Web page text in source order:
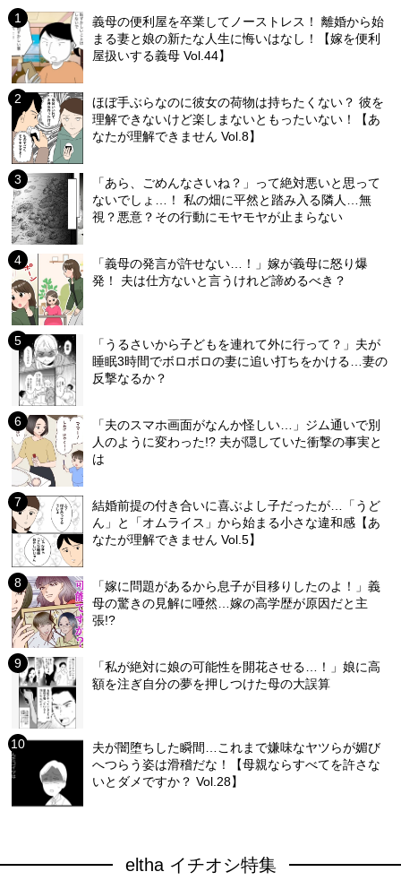
義母の便利屋を卒業してノーストレス！ 離婚から始
まる妻と娘の新たな人生に悔いはなし！【嫁を便利
屋扱いする義母 Vol.44】
ほぼ手ぶらなのに彼女の荷物は持ちたくない？ 彼を
理解できないけど楽しまないともったいない！【あ
なたが理解できません Vol.8】
「あら、ごめんなさいね？」って絶対悪いと思って
ないでしょ…！ 私の畑に平然と踏み入る隣人…無
視？悪意？その行動にモヤモヤが止まらない
「義母の発言が許せない…！」嫁が義母に怒り爆
発！ 夫は仕方ないと言うけれど諦めるべき？
「うるさいから子どもを連れて外に行って？」夫が
睡眠3時間でボロボロの妻に追い打ちをかける…妻の
反撃なるか？
「夫のスマホ画面がなんか怪しい…」ジム通いで別
人のように変わった!? 夫が隠していた衝撃の事実と
は
結婚前提の付き合いに喜ぶよし子だったが…「うど
ん」と「オムライス」から始まる小さな違和感【あ
なたが理解できません Vol.5】
「嫁に問題があるから息子が目移りしたのよ！」義
母の驚きの見解に唖然…嫁の高学歴が原因だと主
張!?
「私が絶対に娘の可能性を開花させる…！」娘に高
額を注ぎ自分の夢を押しつけた母の大誤算
夫が闇堕ちした瞬間…これまで嫌味なヤツらが媚び
へつらう姿は滑稽だな！【母親ならすべてを許さな
いとダメですか？ Vol.28】
eltha イチオシ特集